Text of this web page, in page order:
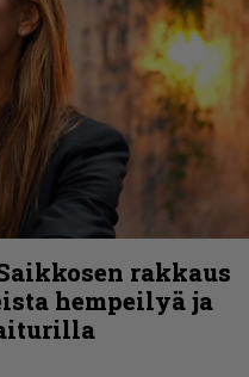
rakkaus
hempeilyä ja